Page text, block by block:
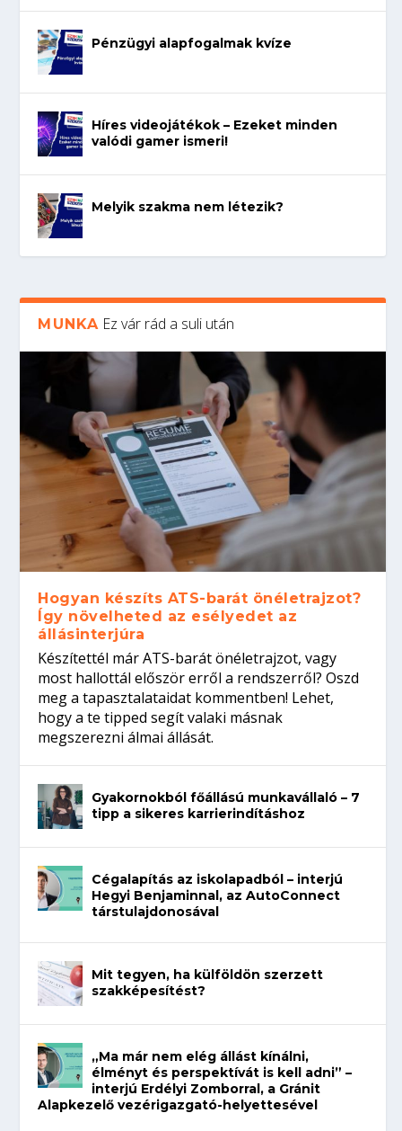
Pénzügyi alapfogalmak kvíze
Híres videojátékok – Ezeket minden
valódi gamer ismeri!
Melyik szakma nem létezik?
MUNKA Ez vár rád a suli után
Hogyan készíts ATS-barát önéletrajzot?
Így növelheted az esélyedet az
állásinterjúra
Készítettél már ATS-barát önéletrajzot, vagy
most hallottál először erről a rendszerről? Oszd
meg a tapasztalataidat kommentben! Lehet,
hogy a te tipped segít valaki másnak
megszerezni álmai állását.
Gyakornokból főállású munkavállaló – 7
tipp a sikeres karrierindításhoz
Cégalapítás az iskolapadból – interjú
Hegyi Benjaminnal, az AutoConnect
társtulajdonosával
Mit tegyen, ha külföldön szerzett
szakképesítést?
„Ma már nem elég állást kínálni,
élményt és perspektívát is kell adni” –
interjú Erdélyi Zomborral, a Gránit
Alapkezelő vezérigazgató-helyettesével